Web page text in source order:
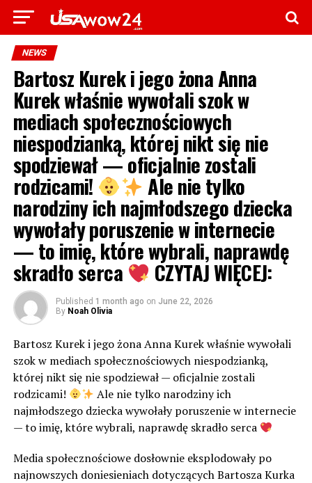
NEWS
Bartosz Kurek i jego żona Anna
Kurek właśnie wywołali szok w
mediach społecznościowych
niespodzianką, której nikt się nie
spodziewał — oficjalnie zostali
rodzicami! Ale nie tylko
narodziny ich najmłodszego dziecka
wywołały poruszenie w internecie
— to imię, które wybrali, naprawdę
skradło serca CZYTAJ WIĘCEJ:
Published 1 month ago on June 22, 2026
By Noah Olivia
Bartosz Kurek i jego żona Anna Kurek właśnie wywołali
szok w mediach społecznościowych niespodzianką,
której nikt się nie spodziewał — oficjalnie zostali
rodzicami!
Ale nie tylko narodziny ich
najmłodszego dziecka wywołały poruszenie w internecie
— to imię, które wybrali, naprawdę skradło serca
Media społecznościowe dosłownie eksplodowały po
najnowszych doniesieniach dotyczących Bartosza Kurka